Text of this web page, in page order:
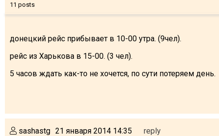
11 posts
донецкий рейс прибывает в 10-00 утра. (9чел).
рейс из Харькова в 15-00. (3 чел).
5 часов ждать как-то не хочется, по сути потеряем день.
sashastg 21 января 2014 14:35 reply